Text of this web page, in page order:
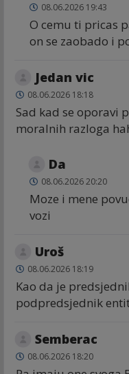
08.06.2026 19:43
O cemu ti pricas
on se zaobado i
Jedan vic
08.06.2026 18:18
Sad kad se oporavi
moralnih razloga
Da
08.06.2026 20:20
Moze i mene
vozi
Uroš
08.06.2026 18:19
Kao da je
podpredsjednik
Semberac
08.06.2026 18:20